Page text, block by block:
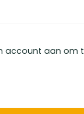
account aan om